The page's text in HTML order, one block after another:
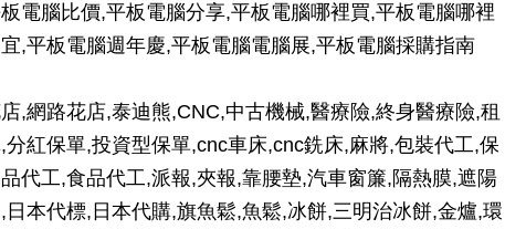
電腦比價,平板電腦分享,平板電腦哪裡買,平板電腦哪裡
,平板電腦週年慶,平板電腦電腦展,平板電腦採購指南
,網路花店,泰迪熊,CNC,中古機械,醫療險,終身醫療險,租
分紅保單,投資型保單,cnc車床,cnc銑床,麻將,包裝代工,保
代工,食品代工,派報,夾報,靠腰墊,汽車窗簾,隔熱膜,遮陽
日本代標,日本代購,旗魚鬆,魚鬆,冰餅,三明治冰餅,金爐,環